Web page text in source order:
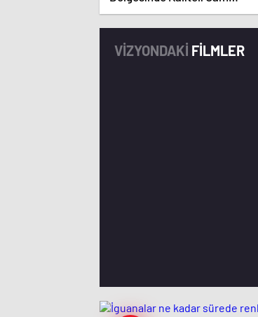
Balkon ve Giyotin
Sistemleri: Simge Cam
Balkon
VİZYONDAKİ FİLMLER